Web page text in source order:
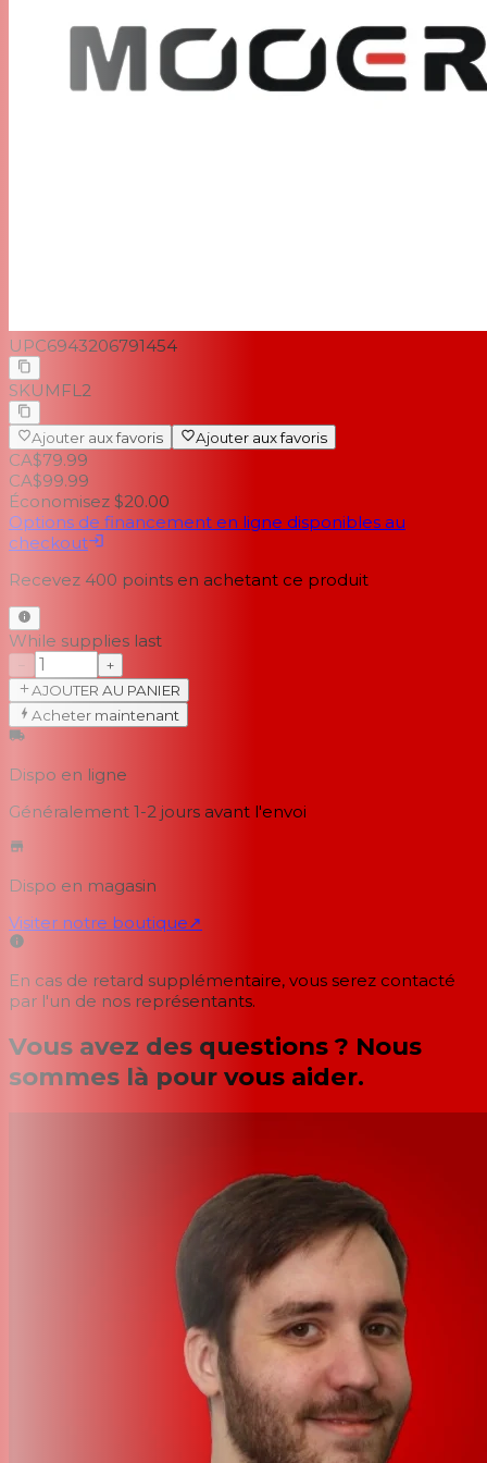
UPC6943206791454
SKU MFL2
Ajouter aux favoris Ajouter aux favoris
CA$79.99
CA$99.99
Économisez $20.00
Options de financement en ligne disponibles au
checkout
Recevez 400 points en achetant ce produit
While supplies last
+
AJOUTER AU PANIER
Acheter maintenant
Dispo en ligne
Généralement 1-2 jours avant l'envoi
Dispo en magasin
Visiter notre boutique↗
En cas de retard supplémentaire, vous serez contacté
par l'un de nos représentants.
Vous avez des questions ? Nous
sommes là pour vous aider.